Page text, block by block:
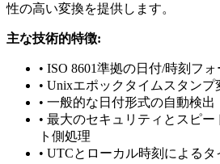
性の高い変換を提供します。
主な技術的特徴:
• ISO 8601準拠の日付/時刻フォ
• Unixエポックタイムスタンプ
• 一般的な日付形式の自動検出
• 最大のセキュリティとスピ
ト側処理
• UTCとローカル時刻による